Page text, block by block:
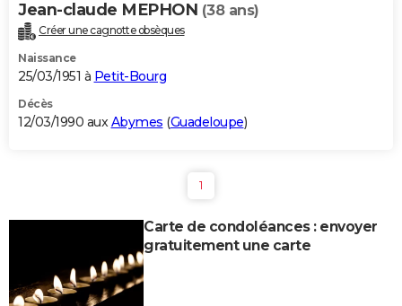
Jean-claude MEPHON (38 ans)
Créer une cagnotte obsèques
Naissance
25/03/1951 à Petit-Bourg
Décès
12/03/1990 auxAbymes (Guadeloupe)
1
Carte de condoléances : envoyer
gratuitement une carte